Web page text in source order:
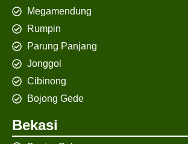
Megamendung
Rumpin
Parung Panjang
Jonggol
Cibinong
Bojong Gede
Bekasi